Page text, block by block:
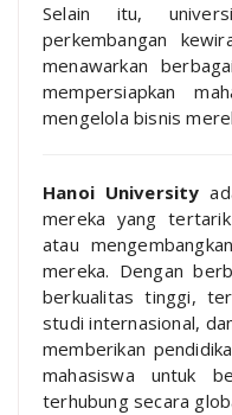
Selain itu,
perkembangan
menawarkan
mempersiapkan
mengelola bisnis
Hanoi University
mereka yang
atau
mereka. Dengan
berkualitas tinggi,
studi internasional,
memberikan
mahasiswa untuk
terhubung secara